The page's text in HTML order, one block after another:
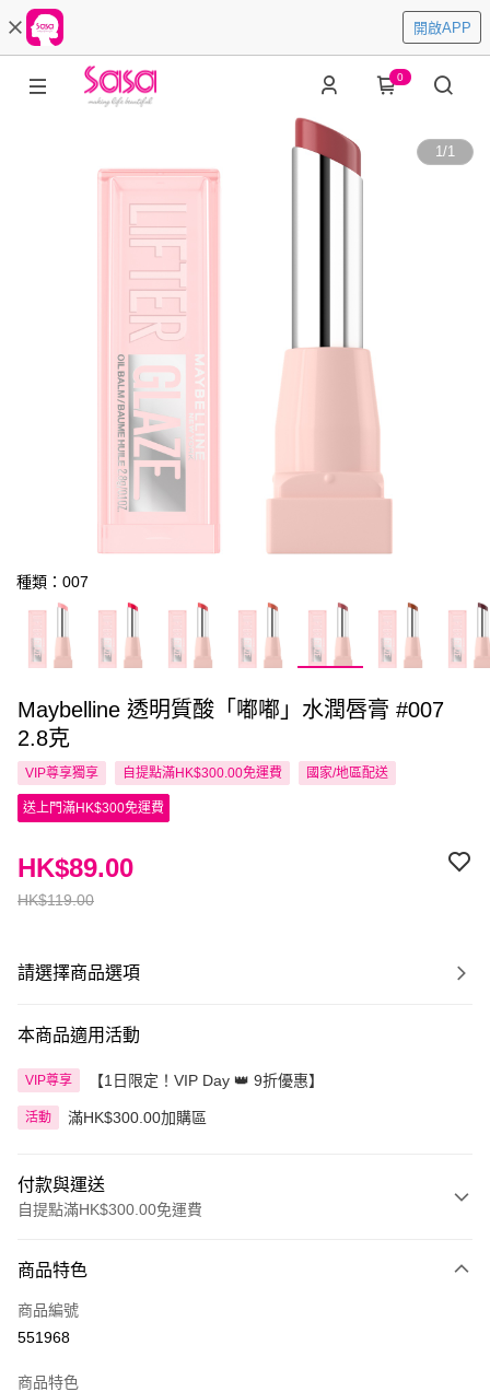
開啟APP
0
1/1
種類：007
Maybelline 透明質酸「嘟嘟」水潤唇膏 #007
2.8克
VIP尊享獨享 自提點滿HK$300.00免運費 國家/地區配送
送上門滿HK$300免運費
HK$119.00
HK$89.00
請選擇商品選項
本商品適用活動
VIP尊享 【1日限定！VIP Day 👑 9折優惠】
活動 滿HK$300.00加購區
付款與運送
自提點滿HK$300.00免運費
信用卡
Apple Pay
商品特色
商品編號
551968
商品特色